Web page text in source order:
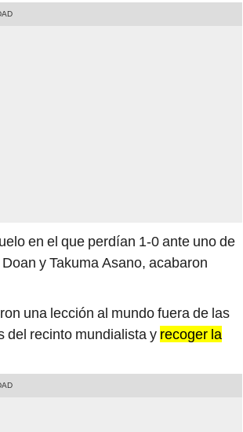
en el que perdían 1-0 ante uno de
y Takuma Asano, acabaron
una lección al mundo fuera de las
del recinto mundialista y recoger la